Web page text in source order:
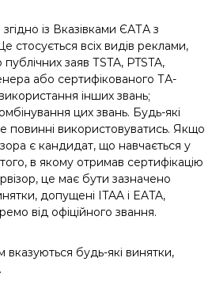
із Вказівками ЄАТА з
стосується всіх видів реклами,
заяв ТSTA, PTSTA,
або сертифікованого ТА-
інших звань;
цих звань. Будь-які
повинні використовуватись. Якщо
є кандидат, що навчається у
в якому отримав сертифікацію
це має бути зазначено
допущені ITAA і EATA,
від офіційного звання.
будь-які винятки,